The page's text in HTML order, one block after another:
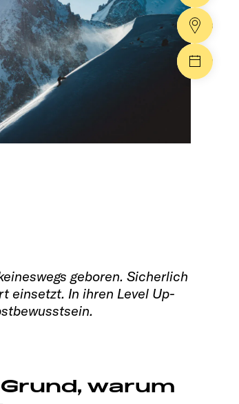
Events
geboren. Sicherlich
einsetzt. In ihren Level Up-
warum